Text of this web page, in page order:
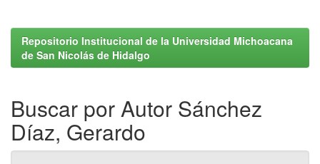
Repositorio Institucional de la Universidad Michoacana
de San Nicolás de Hidalgo
Buscar por Autor Sánchez
Díaz, Gerardo